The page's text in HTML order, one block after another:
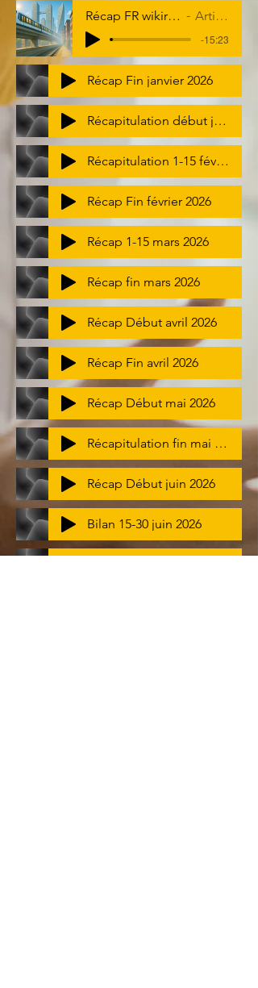
Récap FR wikiresidence 2025 Artist Name
-15:23
Récap Fin janvier 2026
Récapitulation début janvier 2026
Récapitulation 1-15 février 2026
Récap Fin février 2026
Récap 1-15 mars 2026
Récap fin mars 2026
Récap Début avril 2026
Récap Fin avril 2026
Récap Début mai 2026
Récapitulation fin mai 2026
Récap Début juin 2026
Bilan 15-30 juin 2026